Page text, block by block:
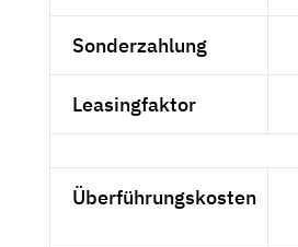
Sonderzahlung
Leasingfaktor
Überführungskosten